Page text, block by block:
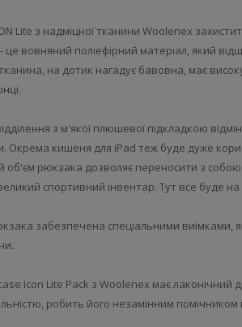
Lite з надміцної тканини Woolenex
вовняний поліефірний матеріал, який
на дотик нагадує бавовна, має
з м'якої плюшевої підкладкою
Окрема кишеня для iPad теж буде дуже
об'єм рюкзака дозволяє переносити з
спортивний інвентар. Тут все буде
забезпечена спеціальними виїмками,
Icon Lite Pack з Woolenex має лаконічний
робить його незамінним